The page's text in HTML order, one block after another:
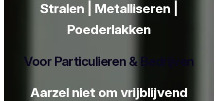
Stralen | Metalliseren |
Poederlakken
Voor Particulieren & Bedrijven
Aarzel niet om vrijblijvend